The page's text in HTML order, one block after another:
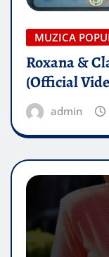
MUZICA
Roxana &
(Official
admin